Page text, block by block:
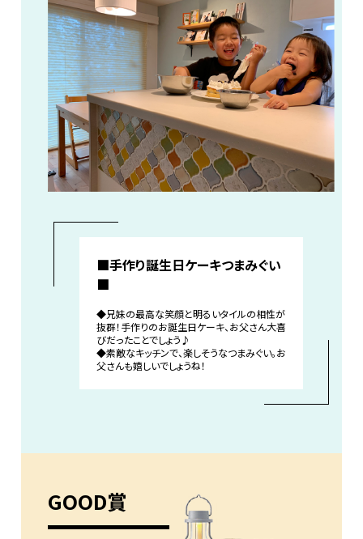
■手作り誕生日ケーキつまみぐい
■
◆兄妹の最高な笑顔と明るいタイルの相性が
抜群！手作りのお誕生日ケーキ、お父さん大喜
びだったことでしょう♪
◆素敵なキッチンで、楽しそうなつまみぐい。お
父さんも嬉しいでしょうね！
GOOD賞